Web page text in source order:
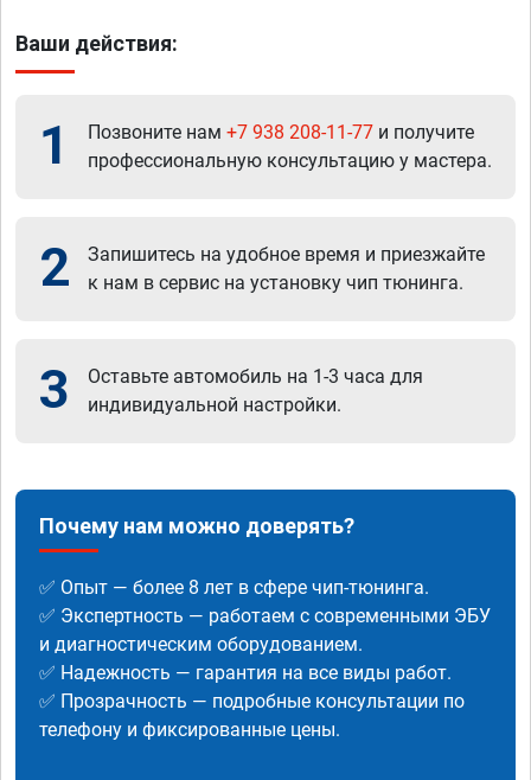
Ваши действия:
1 Позвоните нам +7 938 208-11-77 и получите
профессиональную консультацию у мастера.
2
Запишитесь на удобное время и приезжайте
к нам в сервис на установку чип тюнинга.
3
Оставьте автомобиль на 1-3 часа для
индивидуальной настройки.
Почему нам можно доверять?
✅ Опыт — более 8 лет в сфере чип-тюнинга.
✅ Экспертность — работаем с современными ЭБУ
и диагностическим оборудованием.
✅ Надежность — гарантия на все виды работ.
✅ Прозрачность — подробные консультации по
телефону и фиксированные цены.